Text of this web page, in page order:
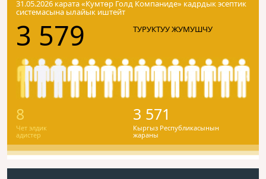
31.05.2026 карата «Кумтɵр Голд Компаниде» кадрдык эсептик
системасына ылайык иштейт
3 579 ТУРУКТУУ ЖУМУШЧУ
8
Чет элдик
адистер
3 571
Кыргыз Республикасынын
жараны